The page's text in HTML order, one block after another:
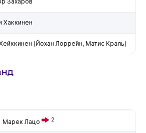
Хаккинен
(Йохан Лоррейн, Матис Краль)
Марек Лацо 2